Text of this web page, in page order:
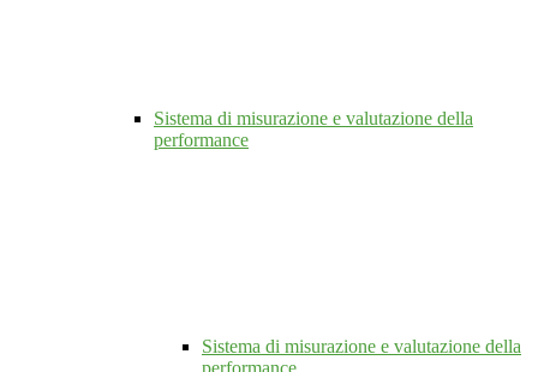
Sistema di misurazione e valutazione della
performance
Sistema di misurazione e valutazione della